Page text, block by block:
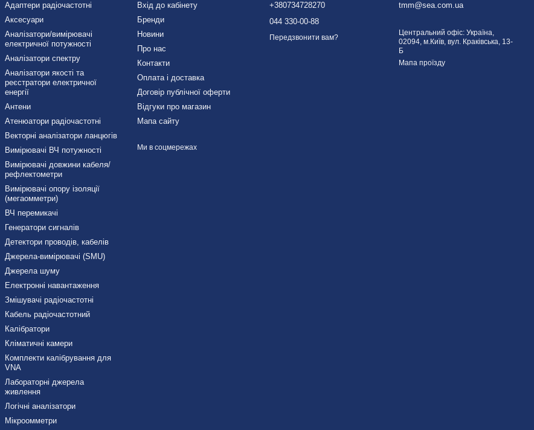
Адаптери радіочастотні
Аксесуари
Аналізатори/вимірювачі
електричної потужності
Аналізатори спектру
Аналізатори якості та
реєстратори електричної
енергії
Антени
Атенюатори радіочастотні
Векторні аналізатори ланцюгів
Вимірювачі ВЧ потужності
Вимірювачі довжини кабеля/
рефлектометри
Вимірювачі опору ізоляції
(мегаомметри)
ВЧ перемикачі
Генератори сигналів
Детектори проводів, кабелів
Джерела-вимірювачі (SMU)
Джерела шуму
Електронні навантаження
Змішувачі радіочастотні
Кабель радіочастотний
Калібратори
Кліматичні камери
Комплекти калібрування для
VNA
Лабораторні джерела
живлення
Логічні аналізатори
Мікроомметри
Вхід до кабінету
Бренди
Новини
Про нас
Контакти
Оплата і доставка
Договір публічної оферти
Відгуки про магазин
Мапа сайту
Ми в соцмережах
+380734728270
044 330-00-88
Передзвонити вам?
tmm@sea.com.ua
Центральний офіс: Україна,
02094, м.Київ, вул. Краківська, 13-
Б
Мапа проїзду